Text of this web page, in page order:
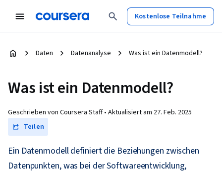
Kostenlose Teilnahme
Daten Datenanalyse Was ist ein Datenmodell?
Was ist ein Datenmodell?
Geschrieben von Coursera Staff • Aktualisiert am 27. Feb. 2025
Teilen
Ein Datenmodell definiert die Beziehungen zwischen
Datenpunkten, was bei der Softwareentwicklung,